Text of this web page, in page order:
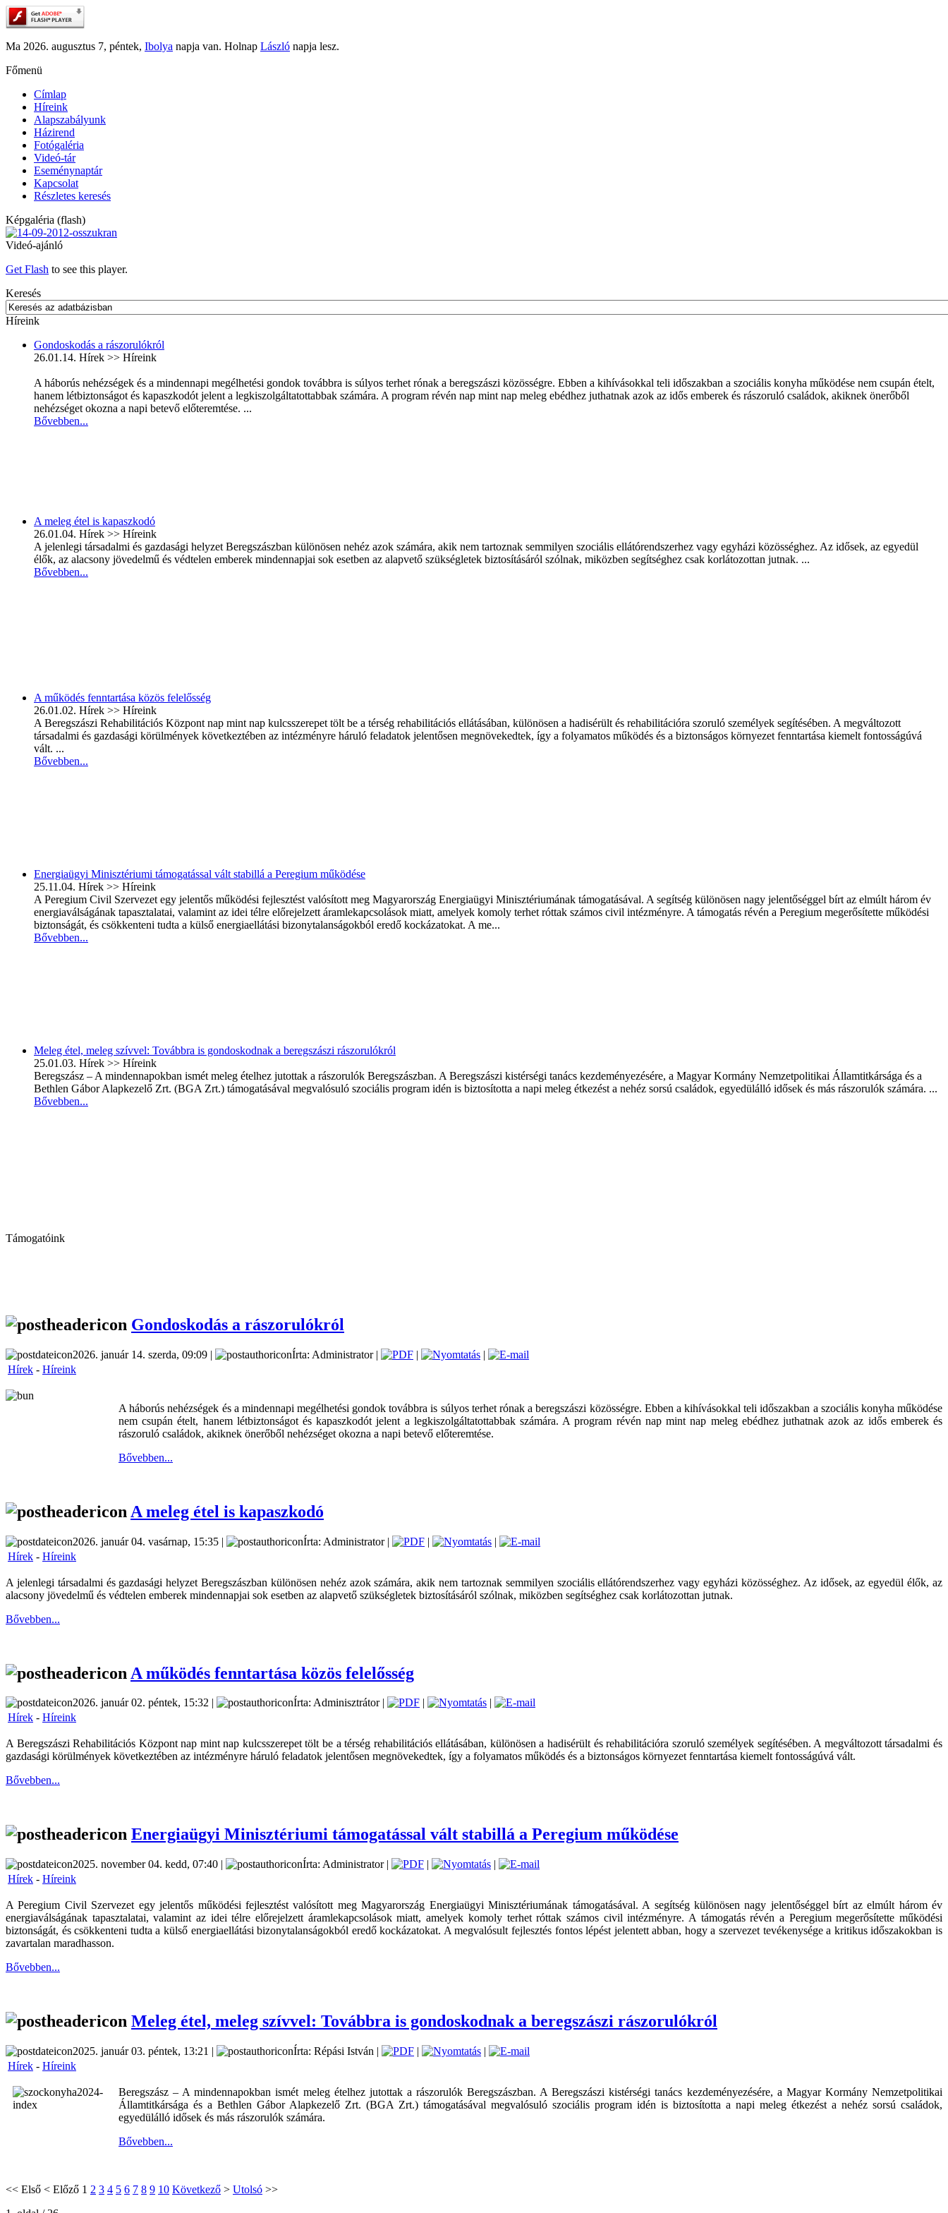
Ma 2026. augusztus 7, péntek, Ibolya napja van. Holnap László napja lesz.
Főmenü
Címlap
Híreink
Alapszabályunk
Házirend
Fotógaléria
Videó-tár
Eseménynaptár
Kapcsolat
Részletes keresés
Képgaléria (flash)
Videó-ajánló
Get Flash to see this player.
Keresés
Híreink
Gondoskodás a rászorulókról
26.01.14. Hírek >> Híreink
A háborús nehézségek és a mindennapi megélhetési gondok továbbra is súlyos terhet rónak a beregszászi közösségre. Ebben a kihívásokkal teli időszakban a szociális konyha működése nem csupán ételt,
hanem létbiztonságot és kapaszkodót jelent a legkiszolgáltatottabbak számára. A program révén nap mint nap meleg ebédhez juthatnak azok az idős emberek és rászoruló családok, akiknek önerőből
nehézséget okozna a napi betevő előteremtése. ...
Bővebben...
A meleg étel is kapaszkodó
26.01.04. Hírek >> Híreink
A jelenlegi társadalmi és gazdasági helyzet Beregszászban különösen nehéz azok számára, akik nem tartoznak semmilyen szociális ellátórendszerhez vagy egyházi közösséghez. Az idősek, az egyedül
élők, az alacsony jövedelmű és védtelen emberek mindennapjai sok esetben az alapvető szükségletek biztosításáról szólnak, miközben segítséghez csak korlátozottan jutnak. ...
Bővebben...
A működés fenntartása közös felelősség
26.01.02. Hírek >> Híreink
A Beregszászi Rehabilitációs Központ nap mint nap kulcsszerepet tölt be a térség rehabilitációs ellátásában, különösen a hadisérült és rehabilitációra szoruló személyek segítésében. A megváltozott
társadalmi és gazdasági körülmények következtében az intézményre háruló feladatok jelentősen megnövekedtek, így a folyamatos működés és a biztonságos környezet fenntartása kiemelt fontosságúvá
vált. ...
Bővebben...
Energiaügyi Minisztériumi támogatással vált stabillá a Peregium működése
25.11.04. Hírek >> Híreink
A Peregium Civil Szervezet egy jelentős működési fejlesztést valósított meg Magyarország Energiaügyi Minisztériumának támogatásával. A segítség különösen nagy jelentőséggel bírt az elmúlt három év
energiaválságának tapasztalatai, valamint az idei télre előrejelzett áramlekapcsolások miatt, amelyek komoly terhet róttak számos civil intézményre. A támogatás révén a Peregium megerősítette működési
biztonságát, és csökkenteni tudta a külső energiaellátási bizonytalanságokból eredő kockázatokat. A me...
Bővebben...
Meleg étel, meleg szívvel: Továbbra is gondoskodnak a beregszászi rászorulókról
25.01.03. Hírek >> Híreink
Beregszász – A mindennapokban ismét meleg ételhez jutottak a rászorulók Beregszászban. A Beregszászi kistérségi tanács kezdeményezésére, a Magyar Kormány Nemzetpolitikai Államtitkársága és a
Bethlen Gábor Alapkezelő Zrt. (BGA Zrt.) támogatásával megvalósuló szociális program idén is biztosította a napi meleg étkezést a nehéz sorsú családok, egyedülálló idősek és más rászorulók számára. ...
Bővebben...
Támogatóink
Gondoskodás a rászorulókról
2026. január 14. szerda, 09:09 | Írta: Administrator | |
|
Hírek - Híreink
A háborús nehézségek és a mindennapi megélhetési gondok továbbra is súlyos terhet rónak a beregszászi közösségre. Ebben a kihívásokkal teli időszakban a szociális konyha működése
nem csupán ételt, hanem létbiztonságot és kapaszkodót jelent a legkiszolgáltatottabbak számára. A program révén nap mint nap meleg ebédhez juthatnak azok az idős emberek és
rászoruló családok, akiknek önerőből nehézséget okozna a napi betevő előteremtése.
Bővebben...
A meleg étel is kapaszkodó
2026. január 04. vasárnap, 15:35 | Írta: Administrator | |
|
Hírek - Híreink
A jelenlegi társadalmi és gazdasági helyzet Beregszászban különösen nehéz azok számára, akik nem tartoznak semmilyen szociális ellátórendszerhez vagy egyházi közösséghez. Az idősek, az egyedül élők, az
alacsony jövedelmű és védtelen emberek mindennapjai sok esetben az alapvető szükségletek biztosításáról szólnak, miközben segítséghez csak korlátozottan jutnak.
Bővebben...
A működés fenntartása közös felelősség
2026. január 02. péntek, 15:32 | Írta: Adminisztrátor | |
|
Hírek - Híreink
A Beregszászi Rehabilitációs Központ nap mint nap kulcsszerepet tölt be a térség rehabilitációs ellátásában, különösen a hadisérült és rehabilitációra szoruló személyek segítésében. A megváltozott társadalmi és
gazdasági körülmények következtében az intézményre háruló feladatok jelentősen megnövekedtek, így a folyamatos működés és a biztonságos környezet fenntartása kiemelt fontosságúvá vált.
Bővebben...
Energiaügyi Minisztériumi támogatással vált stabillá a Peregium működése
2025. november 04. kedd, 07:40 | Írta: Administrator | |
|
Hírek - Híreink
A Peregium Civil Szervezet egy jelentős működési fejlesztést valósított meg Magyarország Energiaügyi Minisztériumának támogatásával. A segítség különösen nagy jelentőséggel bírt az elmúlt három év
energiaválságának tapasztalatai, valamint az idei télre előrejelzett áramlekapcsolások miatt, amelyek komoly terhet róttak számos civil intézményre. A támogatás révén a Peregium megerősítette működési
biztonságát, és csökkenteni tudta a külső energiaellátási bizonytalanságokból eredő kockázatokat. A megvalósult fejlesztés fontos lépést jelentett abban, hogy a szervezet tevékenysége a kritikus időszakokban is
zavartalan maradhasson.
Bővebben...
Meleg étel, meleg szívvel: Továbbra is gondoskodnak a beregszászi rászorulókról
2025. január 03. péntek, 13:21 | Írta: Répási István | |
|
Hírek - Híreink
Beregszász – A mindennapokban ismét meleg ételhez jutottak a rászorulók Beregszászban. A Beregszászi kistérségi tanács kezdeményezésére, a Magyar Kormány Nemzetpolitikai
Államtitkársága és a Bethlen Gábor Alapkezelő Zrt. (BGA Zrt.) támogatásával megvalósuló szociális program idén is biztosította a napi meleg étkezést a nehéz sorsú családok,
egyedülálló idősek és más rászorulók számára.
Bővebben...
<< Első < Előző 1 2 3 4 5 6 7 8 9 10 Következő > Utolsó >>